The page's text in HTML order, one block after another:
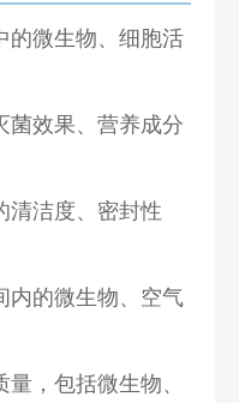
的微生物、细胞活
菌效果、营养成分
清洁度、密封性
内的微生物、空气
，包括微生物、